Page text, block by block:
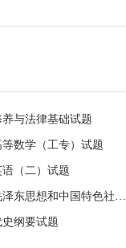
与法律基础试题
数学（工专）试题
（二）试题
全国2024年4月高等教育自学考试毛泽东思想和中国特色社会主义理论体系概论试题
纲要试题